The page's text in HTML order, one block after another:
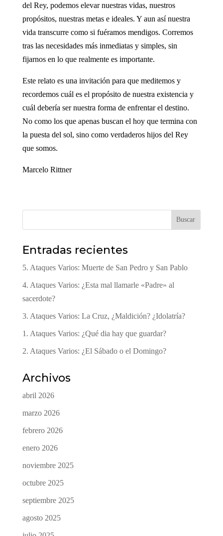
del Rey, podemos elevar nuestras vidas, nuestros
propósitos, nuestras metas e ideales. Y aun así nuestra
vida transcurre como si fuéramos mendigos. Corremos
tras las necesidades más inmediatas y simples, sin
fijarnos en lo que realmente es importante.
Este relato es una invitación para que meditemos y
recordemos cuál es el propósito de nuestra existencia y
cuál debería ser nuestra forma de enfrentar el destino.
No como los que apenas buscan el hoy que termina con
la puesta del sol, sino como verdaderos hijos del Rey
que somos.
Marcelo Rittner
Buscar
Entradas recientes
5. Ataques Varios: Muerte de San Pedro y San Pablo
4. Ataques Varios: ¿Esta mal llamarle «Padre» al
sacerdote?
3. Ataques Varios: La Cruz, ¿Maldición? ¿Idolatría?
1. Ataques Varios: ¿Qué dia hay que guardar?
2. Ataques Varios: ¿El Sábado o el Domingo?
Archivos
abril 2026
marzo 2026
febrero 2026
enero 2026
noviembre 2025
octubre 2025
septiembre 2025
agosto 2025